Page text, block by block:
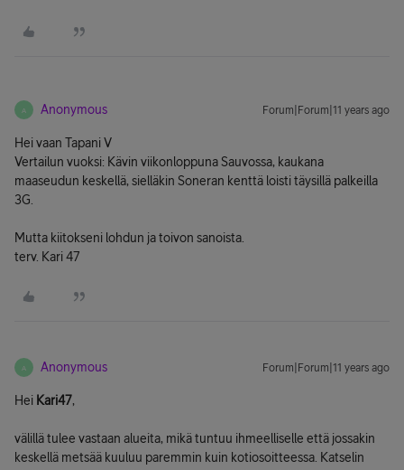
A Anonymous Forum|Forum|11 years ago
Hei vaan Tapani V
Vertailun vuoksi: Kävin viikonloppuna Sauvossa, kaukana
maaseudun keskellä, sielläkin Soneran kenttä loisti täysillä palkeilla
3G.
Mutta kiitokseni lohdun ja toivon sanoista.
terv. Kari 47
A Anonymous Forum|Forum|11 years ago
Hei Kari47,
välillä tulee vastaan alueita, mikä tuntuu ihmeelliselle että jossakin
keskellä metsää kuuluu paremmin kuin kotiosoitteessa. Katselin